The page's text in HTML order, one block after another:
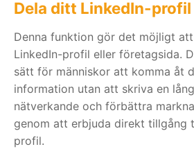
Dela ditt LinkedIn-profil
Denna funktion gör det möjligt
LinkedIn-profil eller företagsida.
sätt för människor att komma åt
information utan att skriva en
nätverkande och förbättra
genom att erbjuda direkt tillgång
profil.